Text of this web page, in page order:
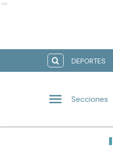
Ads
DEPORTES
Secciones